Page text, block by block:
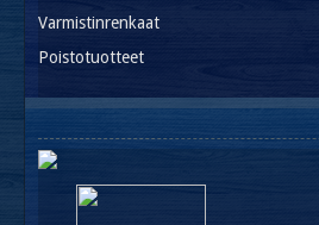
Varmistinrenkaat
Poistotuotteet